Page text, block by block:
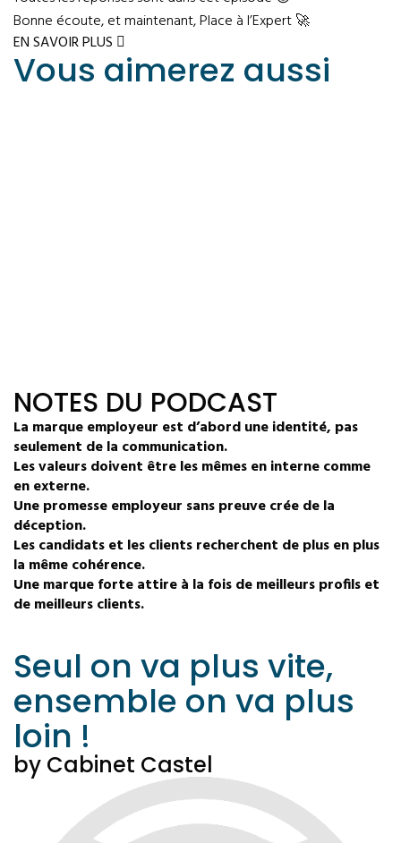
Bonne écoute, et maintenant, Place à l’Expert 🚀
EN SAVOIR PLUS
Vous aimerez aussi
NOTES DU PODCAST
La marque employeur est d’abord une identité, pas
seulement de la communication.
Les valeurs doivent être les mêmes en interne comme
en externe.
Une promesse employeur sans preuve crée de la
déception.
Les candidats et les clients recherchent de plus en plus
la même cohérence.
Une marque forte attire à la fois de meilleurs profils et
de meilleurs clients.
Seul on va plus vite,
ensemble on va plus
loin !
by Cabinet Castel